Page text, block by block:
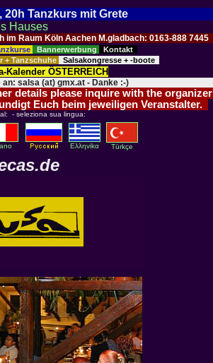
20h Tanzkurs mit Grete
Hauses
Raum Köln Aachen M.gladbach: 0163-888 7445
Bannerwerbung Kontakt
+ Tanzschuhe Salsakongresse + -boote
Kalender ÖSTERREICH
salsa (at) gmx.at - Danke :-)
details please inquire with the organizer
Euch beim jeweiligen Veranstalter.
- seleziona sua lingua:
Eλληvikα Türkçe